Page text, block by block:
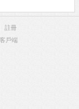
註冊
客戶端